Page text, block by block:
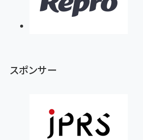
スポンサー